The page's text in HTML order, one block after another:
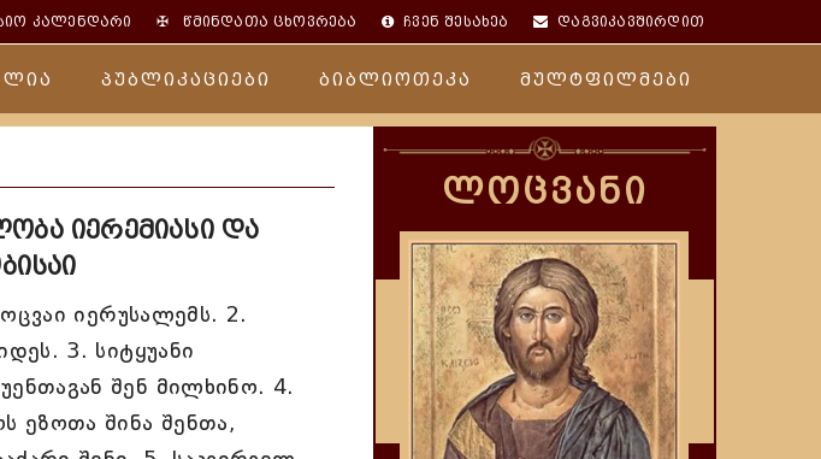
კალენდარი ✠წმინდათა ცხოვრება ჩვენ შესახებ დაგვიკავშირდით
პუბლიკაციები ბიბლიოთეკა მულტფილმები
იერემიასი და
იერუსალემს. 2.
3. სიტყუანი
შენ მილხინო. 4.
ეზოთა შინა შენთა,
ლოცვანი